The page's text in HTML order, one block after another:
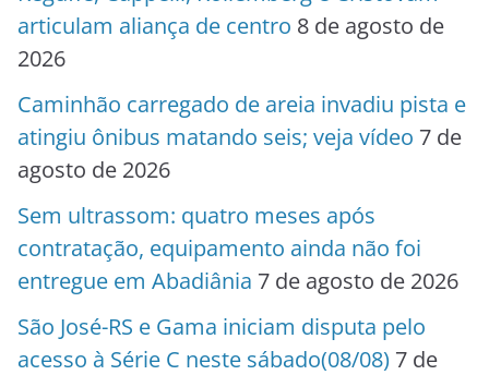
articulam aliança de centro 8 de agosto de
2026
Caminhão carregado de areia invadiu pista e
atingiu ônibus matando seis; veja vídeo 7 de
agosto de 2026
Sem ultrassom: quatro meses após
contratação, equipamento ainda não foi
entregue em Abadiânia 7 de agosto de 2026
São José-RS e Gama iniciam disputa pelo
acesso à Série C neste sábado(08/08) 7 de